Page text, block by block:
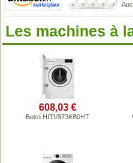
Les machines à
608,03 €
Beko HITV8736B0HT